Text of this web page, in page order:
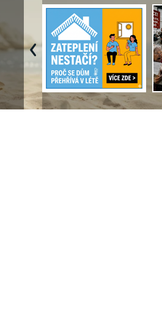
Previous